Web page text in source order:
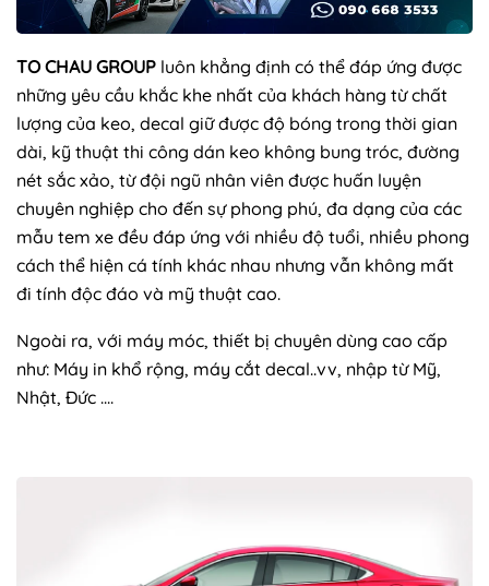
TO CHAU GROUP luôn khẳng định có thể đáp ứng được
những yêu cầu khắc khe nhất của khách hàng từ chất
lượng của keo, decal giữ được độ bóng trong thời gian
dài, kỹ thuật thi công dán keo không bung tróc, đường
nét sắc xảo, từ đội ngũ nhân viên được huấn luyện
chuyên nghiệp cho đến sự phong phú, đa dạng của các
mẫu tem xe đều đáp ứng với nhiều độ tuổi, nhiều phong
cách thể hiện cá tính khác nhau nhưng vẫn không mất
đi tính độc đáo và mỹ thuật cao.
Ngoài ra, với máy móc, thiết bị chuyên dùng cao cấp
như: Máy in khổ rộng, máy cắt decal..vv, nhập từ Mỹ,
Nhật, Đức ....